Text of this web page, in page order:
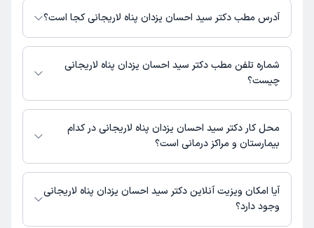
می‌کند.آدرس مطب دکتر سید احسان یزدان پناه لاریجانی کجا است؟
دکتر سید احسان یزدان پناه لاریجانی 1 مطب فعال دارند. آدرس مطب‌های دکتر
سید احسان یزدان پناه لاریجانی به شرح زیر است.
آمل، سبزه میدان، روبروی داوخانه دکتر مهاجری
شماره تلفن مطب دکتر سید احسان یزدان پناه لاریجانی
چیست؟
کلینیک آمل : 011442274215
محل کار دکتر سید احسان یزدان پناه لاریجانی در کدام
بیمارستان و مراکز درمانی است؟
اطلاعاتی درباره محل فعالیت دکتر سید احسان یزدان پناه لاریجانی در مراکز
درمانی در دسترس نیست.
آیا امکان ویزیت آنلاین دکتر سید احسان یزدان پناه لاریجانی
وجود دارد؟